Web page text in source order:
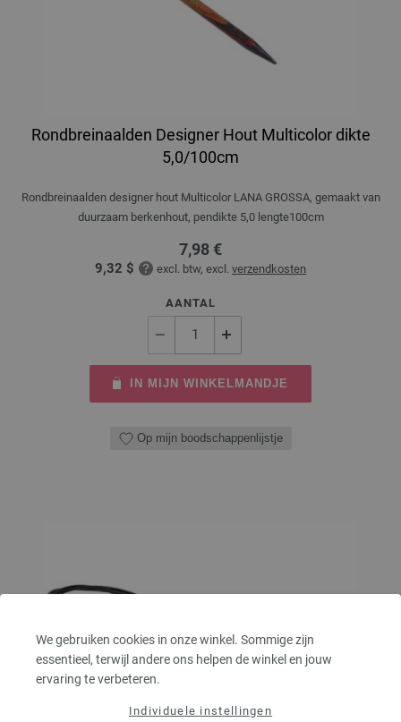
We gebruiken cookies in onze winkel. Sommige zijn
essentieel, terwijl andere ons helpen de winkel en jouw
ervaring te verbeteren.
Individuele instellingen
Rondbreinaalden Designer Hout Multicolor dikte
5,0/100cm
Rondbreinaalden designer hout Multicolor LANA GROSSA, gemaakt van
duurzaam berkenhout, pendikte 5,0 lengte100cm
7,98 €
9,32 $ excl. btw, excl. verzendkosten
AANTAL
IN MIJN WINKELMANDJE
Op mijn boodschappenlijstje